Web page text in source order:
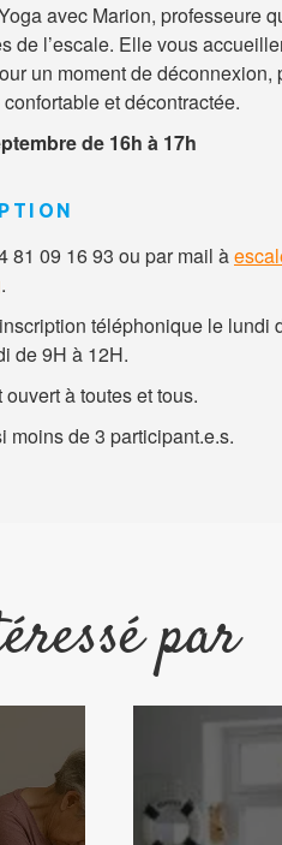
avec Marion, professeure
de l’escale. Elle vous
un moment de déconnexion,
et décontractée.
de 16h à 17h
81 09 16 93 ou par mail à
.
téléphonique le lundi
de 9H à 12H.
à toutes et tous.
moins de 3 participant.e.s.
par